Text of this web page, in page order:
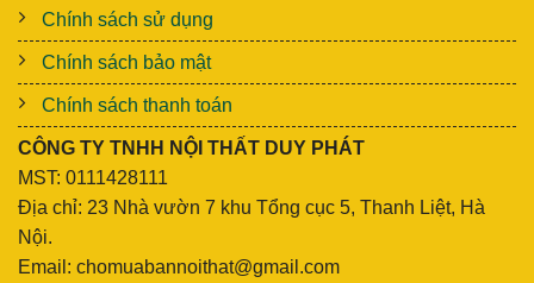
Chính sách sử dụng
Chính sách bảo mật
Chính sách thanh toán
CÔNG TY TNHH NỘI THẤT DUY PHÁT
MST: 0111428111
Địa chỉ: 23 Nhà vườn 7 khu Tổng cục 5, Thanh Liệt, Hà
Nội.
Email: chomuabannoithat@gmail.com